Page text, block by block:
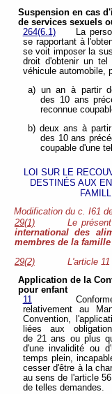
Suspension en cas
de services sexuels
264(6.1)
La
se rapportant à
se voit imposer la
droit d'obtenir un
véhicule automobile,
a) un an à partir
des 10 ans
reconnue
b) deux ans à
des 10 ans
coupable d'une
LOI SUR LE
DESTINÉS AUX
Modification du c. I61
29(1)
Le
international des
membres de la
29(2)
L'article
Application de la
pour enfant
11
relativement au
Convention,
liées aux
de 21 ans ou plus
d'une invalidité ou
temps plein,
cesser d'être à la
au sens de l'article
de telles demandes.